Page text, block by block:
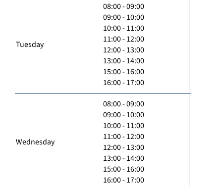
Tuesday
08:00 - 09:00
09:00 - 10:00
10:00 - 11:00
11:00 - 12:00
12:00 - 13:00
13:00 - 14:00
15:00 - 16:00
16:00 - 17:00
Wednesday
08:00 - 09:00
09:00 - 10:00
10:00 - 11:00
11:00 - 12:00
12:00 - 13:00
13:00 - 14:00
15:00 - 16:00
16:00 - 17:00